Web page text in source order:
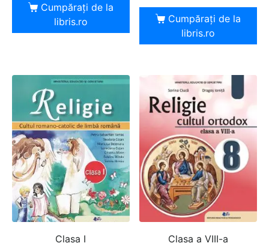
Cumpărați de la
libris.ro
Cumpărați de la
libris.ro
Clasa I
Clasa a VIII-a